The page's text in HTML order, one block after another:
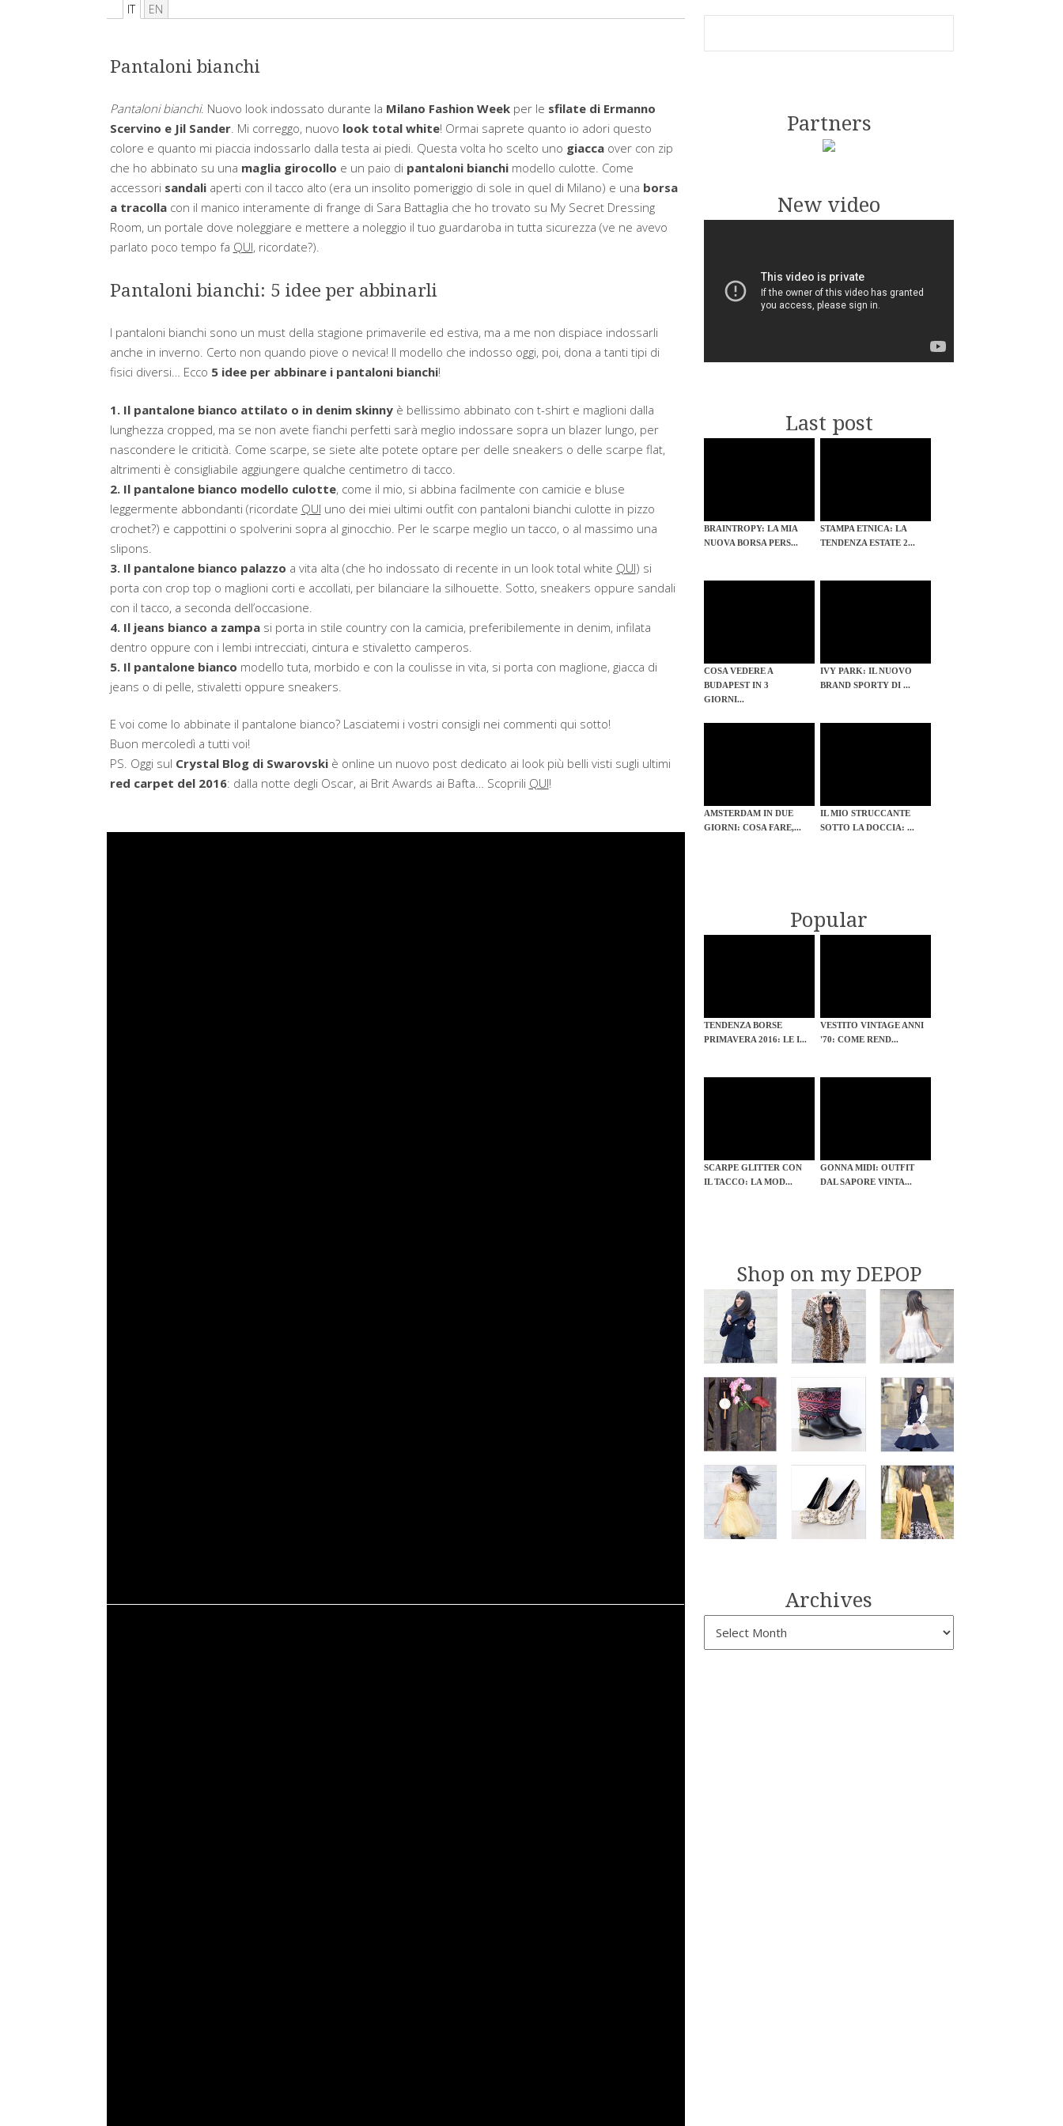
IT EN
Pantaloni bianchi
Pantaloni bianchi. Nuovo look indossato durante la Milano Fashion Weekper le sfilate di Ermanno
Scervino e Jil Sander. Mi correggo, nuovo look total white! Ormai saprete quanto io adori questo
colore e quanto mi piaccia indossarlo dalla testa ai piedi. Questa volta ho scelto uno giaccaover con zip
che ho abbinato su una maglia girocollo e un paio di pantaloni bianchimodello culotte. Come
accessori sandaliaperti con il tacco alto (era un insolito pomeriggio di sole in quel di Milano) e una borsa
a tracollacon il manico interamente di frange di Sara Battaglia che ho trovato su My Secret Dressing
Room, un portale dove noleggiare e mettere a noleggio il tuo guardaroba in tutta sicurezza (ve ne avevo
parlato poco tempo fa QUI, ricordate?).
Pantaloni bianchi: 5 idee per abbinarli
I pantaloni bianchi sono un must della stagione primaverile ed estiva, ma a me non dispiace indossarli
anche in inverno. Certo non quando piove o nevica! Il modello che indosso oggi, poi, dona a tanti tipi di
fisici diversi… Ecco 5 idee per abbinare i pantaloni bianchi!
1. Il pantalone bianco attilato o in denim skinnyè bellissimo abbinato con t-shirt e maglioni dalla
lunghezza cropped, ma se non avete fianchi perfetti sarà meglio indossare sopra un blazer lungo, per
nascondere le criticità. Come scarpe, se siete alte potete optare per delle sneakers o delle scarpe flat,
altrimenti è consigliabile aggiungere qualche centimetro di tacco.
2. Il pantalone bianco modello culotte, come il mio, si abbina facilmente con camicie e bluse
leggermente abbondanti (ricordate QUI uno dei miei ultimi outfit con pantaloni bianchi culotte in pizzo
crochet?) e cappottini o spolverini sopra al ginocchio. Per le scarpe meglio un tacco, o al massimo una
slipons.
3. Il pantalone bianco palazzo a vita alta (che ho indossato di recente in un look total white QUI) si
porta con crop top o maglioni corti e accollati, per bilanciare la silhouette. Sotto, sneakers oppure sandali
con il tacco, a seconda dell’occasione.
4. Il jeans bianco a zampasi porta in stile country con la camicia, preferibilemente in denim, infilata
dentro oppure con i lembi intrecciati, cintura e stivaletto camperos.
5. Il pantalone bianco modello tuta, morbido e con la coulisse in vita, si porta con maglione, giacca di
jeans o di pelle, stivaletti oppure sneakers.
E voi come lo abbinate il pantalone bianco? Lasciatemi i vostri consigli nei commenti qui sotto!
Buon mercoledì a tutti voi!
PS. Oggi sul Crystal Blog di Swarovskiè online un nuovo post dedicato ai look più belli visti sugli ultimi
red carpet del 2016: dalla notte degli Oscar, ai Brit Awards ai Bafta… Scoprili QUI!
Partners
New video
Last post
BRAINTROPY: LA MIA
NUOVA BORSA PERS...
STAMPA ETNICA: LA
TENDENZA ESTATE 2...
COSA VEDERE A
BUDAPEST IN 3
GIORNI...
IVY PARK: IL NUOVO
BRAND SPORTY DI ...
AMSTERDAM IN DUE
GIORNI: COSA FARE,...
IL MIO STRUCCANTE
SOTTO LA DOCCIA: ...
Popular
TENDENZA BORSE
PRIMAVERA 2016: LE I...
VESTITO VINTAGE ANNI
'70: COME REND...
SCARPE GLITTER CON
IL TACCO: LA MOD...
GONNA MIDI: OUTFIT
DAL SAPORE VINTA...
Shop on my DEPOP
Archives